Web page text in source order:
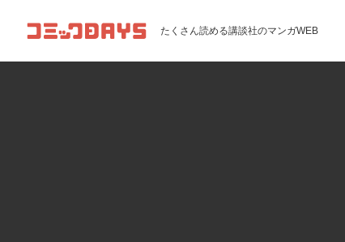
コミックDAYS たくさん読める講談社のマンガWEB